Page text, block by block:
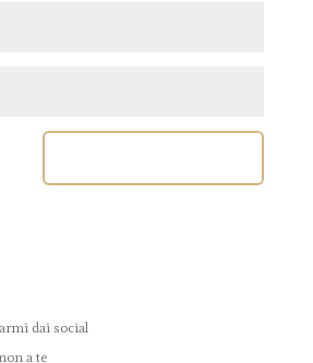
dai social
a te